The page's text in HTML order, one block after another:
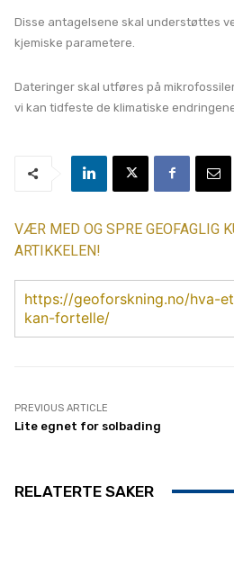
Disse antagelsene skal understøttes
kjemiske parametere.
Dateringer skal utføres på
vi kan tidfeste de klimatiske
VÆR MED OG SPRE GEOFAGLIG
ARTIKKELEN!
https://geoforskning.no/hva-
kan-fortelle/
PREVIOUS ARTICLE
Lite egnet for solbading
RELATERTE SAKER